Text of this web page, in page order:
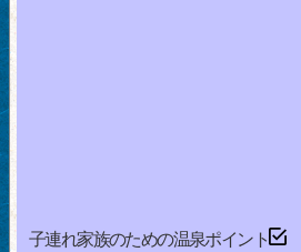
子連れ家族のための温泉ポイント